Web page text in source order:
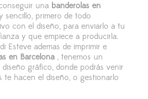
una banderolas en
sencillo, primero de todo
con el diseño, para enviarlo a tu
y que empiece a producirla.
Esteve ademas de imprimir e
en Barcelona, tenemos un
gráfico, donde podrás venir
te hacen el diseño, o gestionarlo